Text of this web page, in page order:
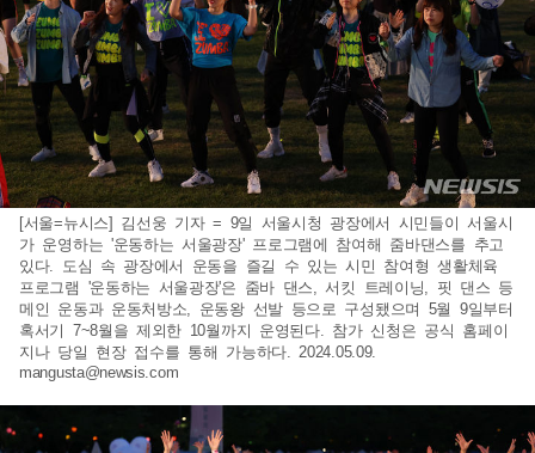
[서울=뉴시스] 김선웅 기자 = 9일 서울시청 광장에서 시민들이 서울시
가 운영하는 '운동하는 서울광장' 프로그램에 참여해 줌바댄스를 추고
있다. 도심 속 광장에서 운동을 즐길 수 있는 시민 참여형 생활체육
프로그램 '운동하는 서울광장'은 줌바 댄스, 서킷 트레이닝, 핏 댄스 등
메인 운동과 운동처방소, 운동왕 선발 등으로 구성됐으며 5월 9일부터
혹서기 7~8월을 제외한 10월까지 운영된다. 참가 신청은 공식 홈페이
지나 당일 현장 접수를 통해 가능하다. 2024.05.09.
mangusta@newsis.com